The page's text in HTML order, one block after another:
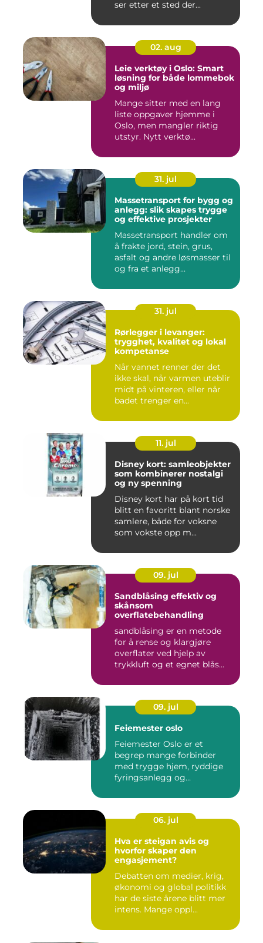
ser etter et sted der...
02. aug
Leie verktøy i Oslo: Smart
løsning for både lommebok
og miljø
Mange sitter med en lang
liste oppgaver hjemme i
Oslo, men mangler riktig
utstyr. Nytt verktø...
31. jul
Massetransport for bygg og
anlegg: slik skapes trygge
og effektive prosjekter
Massetransport handler om
å frakte jord, stein, grus,
asfalt og andre løsmasser til
og fra et anlegg...
31. jul
Rørlegger i levanger:
trygghet, kvalitet og lokal
kompetanse
Når vannet renner der det
ikke skal, når varmen uteblir
midt på vinteren, eller når
badet trenger en...
11. jul
Disney kort: samleobjekter
som kombinerer nostalgi
og ny spenning
Disney kort har på kort tid
blitt en favoritt blant norske
samlere, både for voksne
som vokste opp m...
09. jul
Sandblåsing effektiv og
skånsom
overflatebehandling
sandblåsing er en metode
for å rense og klargjøre
overflater ved hjelp av
trykkluft og et egnet blås...
09. jul
Feiemester oslo
Feiemester Oslo er et
begrep mange forbinder
med trygge hjem, ryddige
fyringsanlegg og
06. jul
Hva er steigan avis og
hvorfor skaper den
engasjement?
Debatten om medier, krig,
økonomi og global politikk
har de siste årene blitt mer
intens. Mange oppl...